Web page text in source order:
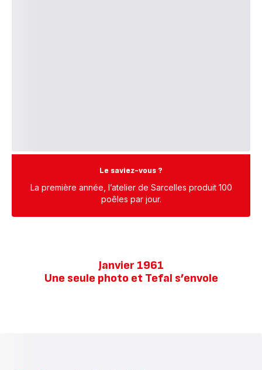
Le saviez-vous ?
La première année, l’atelier de Sarcelles produit 100
poêles par jour.
Janvier 1961
Une seule photo et Tefal s’envole